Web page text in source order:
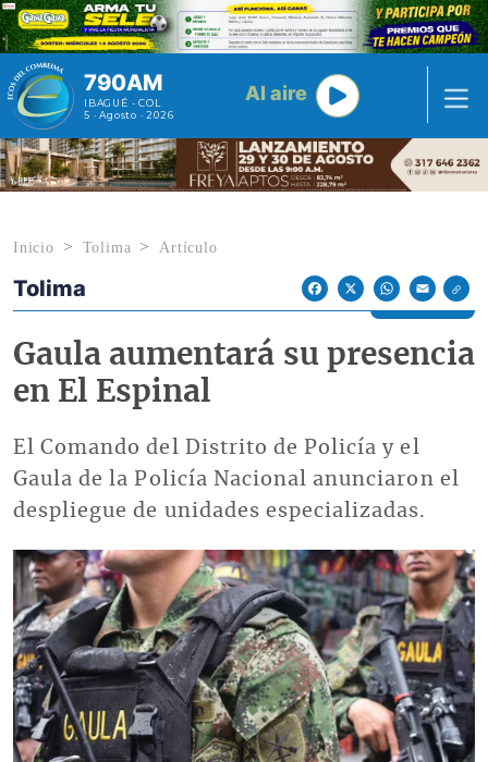
Pasar al contenido principal
790AM
IBAGUÉ - COL
5 · Agosto · 2026
Al aire
Inicio Tolima Artículo
Econoticias y Eventos
Tolima
FacebookX WhatsAppEmail
Gaula aumentará su presencia
en El Espinal
El Comando del Distrito de Policía y el
Gaula de la Policía Nacional anunciaron el
despliegue de unidades especializadas.
Imagen